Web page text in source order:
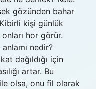
gözünden bahar
kişi günlük
hor görür.
nedir?
dağıldığı için
artar. Bu
olsa, onu fil olarak